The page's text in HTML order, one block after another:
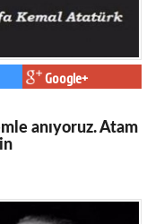
Google+
anıyoruz. Atam